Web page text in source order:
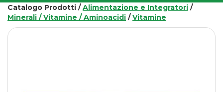
Catalogo Prodotti /Alimentazione e Integratori /
Minerali / Vitamine / Aminoacidi /Vitamine